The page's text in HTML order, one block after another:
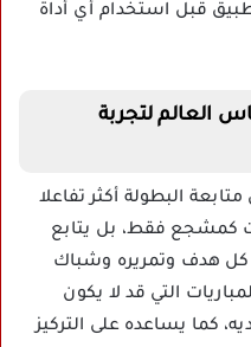
قبل استخدام أي أداة
العالم لتجربة
البطولة أكثر تفاعلا
كمشجع فقط، بل يتابع
كل هدف وتمريره وشباك
التي قد لا يكون
كما يساعده على التركيز